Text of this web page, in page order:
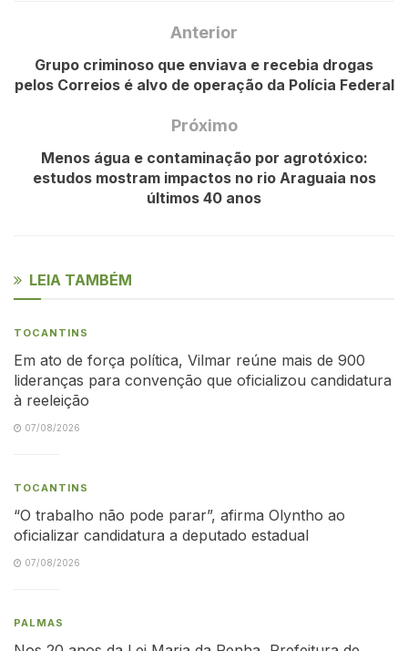
Anterior
Grupo criminoso que enviava e recebia drogas
pelos Correios é alvo de operação da Polícia Federal
Próximo
Menos água e contaminação por agrotóxico:
estudos mostram impactos no rio Araguaia nos
últimos 40 anos
LEIA TAMBÉM
TOCANTINS
Em ato de força política, Vilmar reúne mais de 900
lideranças para convenção que oficializou candidatura
à reeleição
07/08/2026
TOCANTINS
“O trabalho não pode parar”, afirma Olyntho ao
oficializar candidatura a deputado estadual
07/08/2026
PALMAS